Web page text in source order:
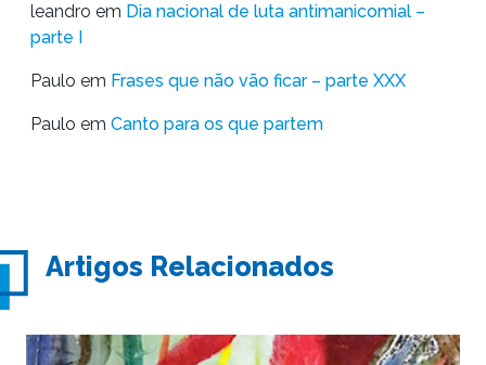
leandro em Dia nacional de luta antimanicomial –
parte I
Paulo em Frases que não vão ficar – parte XXX
Paulo em Canto para os que partem
Artigos Relacionados